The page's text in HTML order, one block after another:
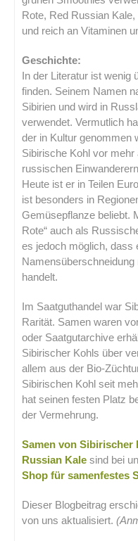
Rote, Red Russian
und reich an Vitaminen
Geschichte:
In der Literatur ist wenig
finden. Seinem Namen
Sibirien und wird in
verwendet. Vermutlich
der in Kultur genommen
Sibirische Kohl vor
russischen
Heute ist er in Teilen
ist besonders in
Gemüsepflanze beliebt.
Rote“ auch als
es jedoch möglich, dass
handelt.
Im Saatguthandel war
Rarität. Samen waren
oder Saatgutarchive
Sibirischer Kohls über
allem aus der Bio-
Sibirischen Kohl seit
hat seinen festen Platz
der Vermehrung.
Samen von Sibirischer
Russian Kale sind bei
Shop für samenfestes
Dieser Blogbeitrag
von uns aktualisiert.